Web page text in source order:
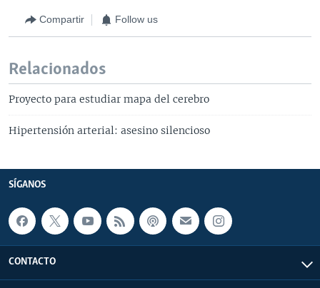
Compartir Follow us
Relacionados
Proyecto para estudiar mapa del cerebro
Hipertensión arterial: asesino silencioso
SÍGANOS
CONTACTO